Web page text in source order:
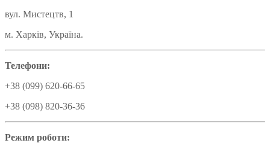
вул. Мистецтв, 1
м. Харків, Україна.
Телефони:
+38 (099) 620-66-65
+38 (098) 820-36-36
Режим роботи: